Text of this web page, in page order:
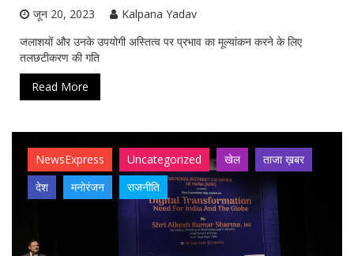
जून 20, 2023
Kalpana Yadav
जलाशयों और उनके उपयोगी अस्तित्व पर प्रभाव का मूल्यांकन करने के लिए
तलछटीकरण की गति
Read More
NewsExpress Uncategorized खेल
ताजा ख़बर
देश
मनोरंजन राजनीति